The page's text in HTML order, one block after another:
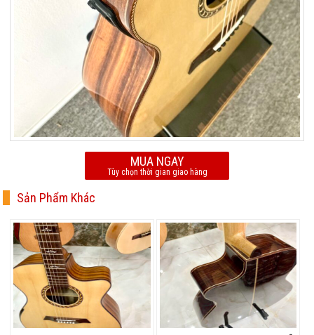
MUA NGAY
Tùy chọn thời gian giao hàng
Sản Phẩm Khác